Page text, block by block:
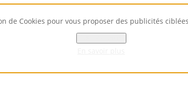
de Cookies pour vous proposer des publicités